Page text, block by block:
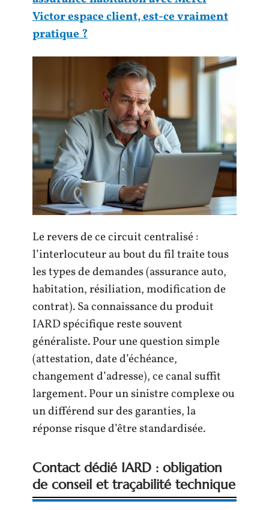
Victor espace client, est-ce vraiment
pratique ?
Le revers de ce circuit centralisé :
l’interlocuteur au bout du fil traite tous
les types de demandes (assurance auto,
habitation, résiliation, modification de
contrat). Sa connaissance du produit
IARD spécifique reste souvent
généraliste. Pour une question simple
(attestation, date d’échéance,
changement d’adresse), ce canal suffit
largement. Pour un sinistre complexe ou
un différend sur des garanties, la
réponse risque d’être standardisée.
Contact dédié IARD : obligation
de conseil et traçabilité technique